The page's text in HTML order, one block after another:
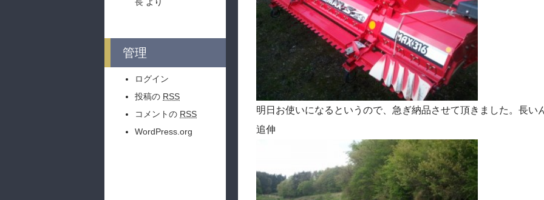
管理
ログイン
投稿の RSS
コメントの RSS
WordPress.org
明日お使いになるというので、急ぎ納品させて頂きました。長い
追伸